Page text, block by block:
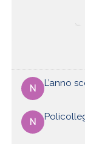
N L’anno
N